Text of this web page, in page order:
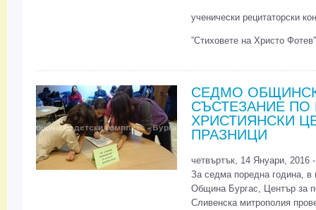
ученически рецитаторски
”Стиховете на Христо Фотев”
СЕДМО
СЪСТЕЗАНИЕ ПО
ХРИСТИЯНСКИ
ПРАЗНИЦИ
четвъртък, 14 Януари, 2016
За седма поредна година,
Община Бургас, Център за
Сливенска митрополия